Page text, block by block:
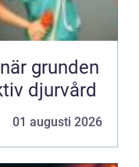
djurvård
01 augusti 2026